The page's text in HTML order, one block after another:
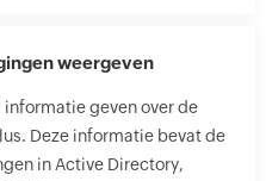
weergeven
geven over de
Deze informatie bevat de
in Active Directory,